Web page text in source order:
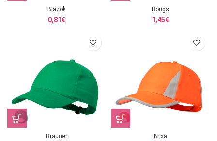
Blazok
0,81€
Bongs
1,45€
Brauner Brixa